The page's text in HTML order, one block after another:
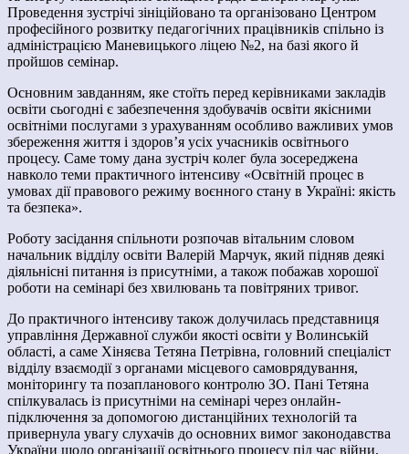
Проведення зустрічі зініційовано та організовано Центром
професійного розвитку педагогічних працівників спільно із
адміністрацією Маневицького ліцею №2, на базі якого й
пройшов семінар.
Основним завданням, яке стоїть перед керівниками закладів
освіти сьогодні є забезпечення здобувачів освіти якісними
освітніми послугами з урахуванням особливо важливих умов
збереження життя і здоров’я усіх учасників освітнього
процесу. Саме тому дана зустріч колег була зосереджена
навколо теми практичного інтенсиву «Освітній процес в
умовах дії правового режиму воєнного стану в Україні: якість
та безпека».
Роботу засідання спільноти розпочав вітальним словом
начальник відділу освіти Валерій Марчук, який підняв деякі
діяльнісні питання із присутніми, а також побажав хорошої
роботи на семінарі без хвилювань та повітряних тривог.
До практичного інтенсиву також долучилась представниця
управління Державної служби якості освіти у Волинській
області, а саме Хіняєва Тетяна Петрівна, головний спеціаліст
відділу взаємодії з органами місцевого самоврядування,
моніторингу та позапланового контролю ЗО. Пані Тетяна
спілкувалась із присутніми на семінарі через онлайн-
підключення за допомогою дистанційних технологій та
привернула увагу слухачів до основних вимог законодавства
України щодо організації освітнього процесу під час війни,